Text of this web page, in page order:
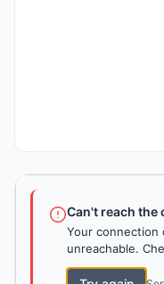
Can't reach the
Your connection
unreachable.